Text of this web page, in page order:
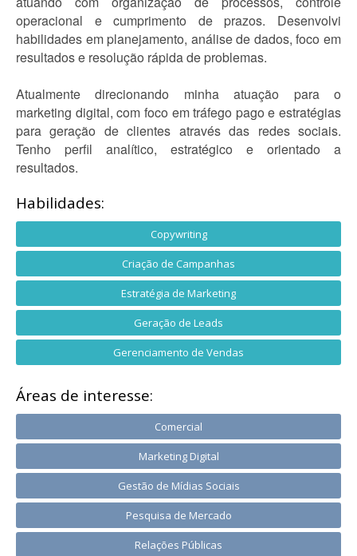
operacional e cumprimento de prazos. Desenvolvi
habilidades em planejamento, análise de dados, foco em
resultados e resolução rápida de problemas.
Atualmente direcionando minha atuação para o
marketing digital, com foco em tráfego pago e estratégias
para geração de clientes através das redes sociais.
Tenho perfil analítico, estratégico e orientado a
resultados.
Habilidades:
Copywriting
Criação de Campanhas
Estratégia de Marketing
Geração de Leads
Gerenciamento de Vendas
Áreas de interesse:
Comercial
Marketing Digital
Gestão de Mídias Sociais
Pesquisa de Mercado
Relações Públicas